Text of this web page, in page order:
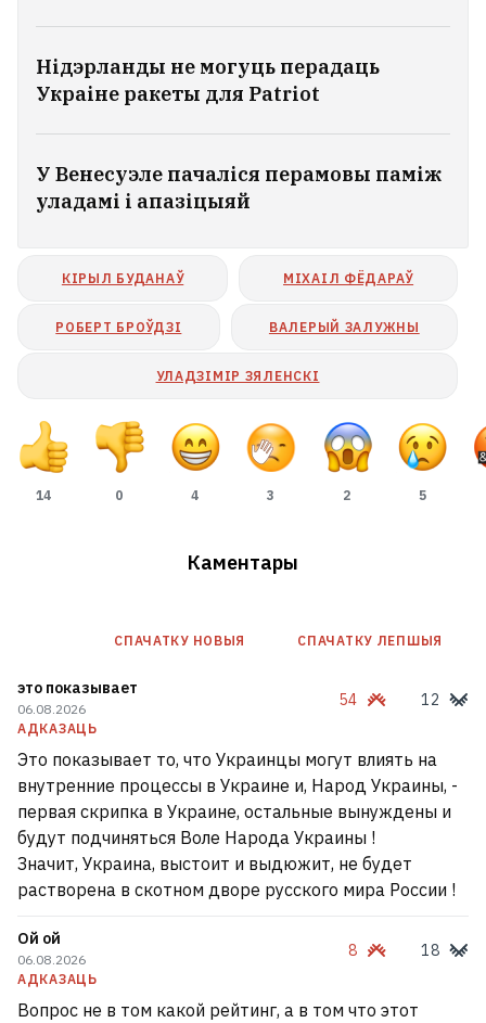
Нідэрланды не могуць перадаць
Украіне ракеты для Patriot
У Венесуэле пачаліся перамовы паміж
уладамі і апазіцыяй
КІРЫЛ БУДАНАЎ МІХАІЛ ФЁДАРАЎ
РОБЕРТ БРОЎДЗІ ВАЛЕРЫЙ ЗАЛУЖНЫ
УЛАДЗІМІР ЗЯЛЕНСКІ
14 0 4 3 2 5
Каментары
СПАЧАТКУ НОВЫЯ СПАЧАТКУ ЛЕПШЫЯ
это показывает
06.08.2026
АДКАЗАЦЬ
54 12
Это показывает то, что Украинцы могут влиять на
внутренние процессы в Украине и, Народ Украины, -
первая скрипка в Украине, остальные вынуждены и
будут подчиняться Воле Народа Украины !
Значит, Украина, выстоит и выдюжит, не будет
растворена в скотном дворе русского мира России !
Ой ой
06.08.2026
АДКАЗАЦЬ
8 18
Вопрос не в том какой рейтинг, а в том что этот